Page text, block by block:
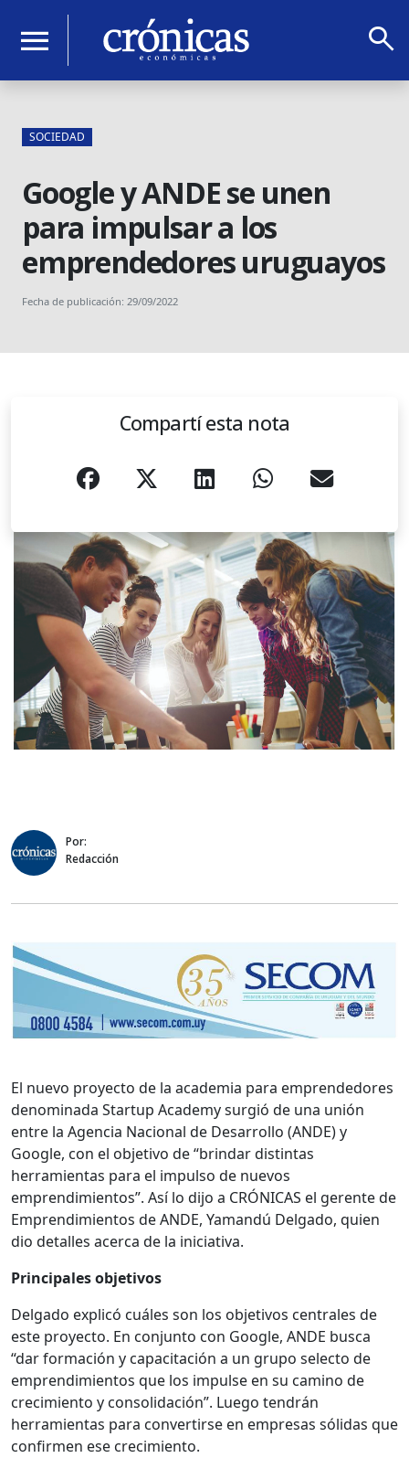
menu search
SOCIEDAD
Google y ANDE se unen
para impulsar a los
emprendedores uruguayos
Fecha de publicación: 29/09/2022
Compartí esta nota
Por:
Redacción
El nuevo proyecto de la academia para emprendedores
denominada Startup Academy surgió de una unión
entre la Agencia Nacional de Desarrollo (ANDE) y
Google, con el objetivo de “brindar distintas
herramientas para el impulso de nuevos
emprendimientos”. Así lo dijo a CRÓNICAS el gerente de
Emprendimientos de ANDE, Yamandú Delgado, quien
dio detalles acerca de la iniciativa.
Principales objetivos
Delgado explicó cuáles son los objetivos centrales de
este proyecto. En conjunto con Google, ANDE busca
“dar formación y capacitación a un grupo selecto de
emprendimientos que los impulse en su camino de
crecimiento y consolidación”. Luego tendrán
herramientas para convertirse en empresas sólidas que
confirmen ese crecimiento.